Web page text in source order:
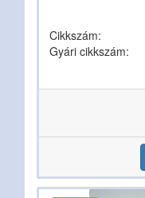
Cikkszám:
Gyári cikkszám: